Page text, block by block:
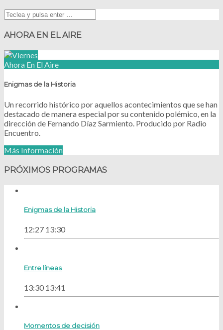
AHORA EN EL AIRE
Ahora En El Aire
Enigmas de la Historia
Un recorrido histórico por aquellos acontecimientos que se han
destacado de manera especial por su contenido polémico, en la
dirección de Fernando Díaz Sarmiento. Producido por Radio
Encuentro.
Más Información
PRÓXIMOS PROGRAMAS
Enigmas de la Historia
12:27 13:30
Entre líneas
13:30 13:41
Momentos de decisión